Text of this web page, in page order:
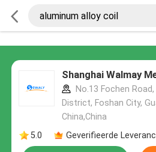
Shanghai Walmay
No.13 Fochen
District, Foshan City,
China,China
5.0
Geverifieerde